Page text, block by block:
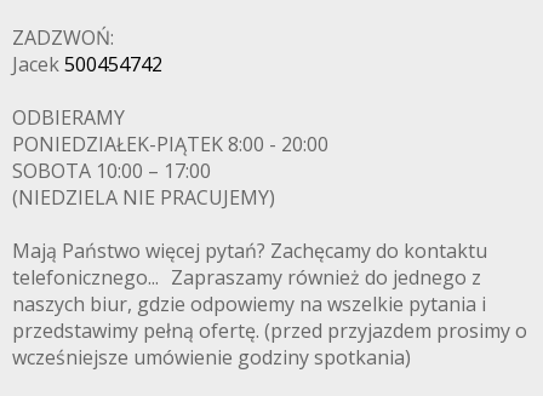
ZADZWOŃ:
Jacek500454742
ODBIERAMY
PONIEDZIAŁEK-PIĄTEK 8:00 - 20:00
SOBOTA 10:00 – 17:00
(NIEDZIELA NIE PRACUJEMY)
Mają Państwo więcej pytań? Zachęcamy do kontaktu
telefonicznego... Zapraszamy również do jednego z
naszych biur, gdzie odpowiemy na wszelkie pytania i
przedstawimy pełną ofertę. (przed przyjazdem prosimy o
wcześniejsze umówienie godziny spotkania)